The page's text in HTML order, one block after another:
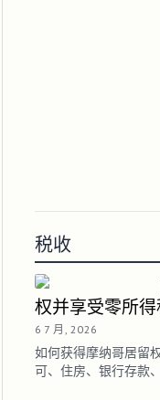
税收
权并享受零所
6 7 月, 2026
如何获得摩纳哥居留
可、住房、银行存款